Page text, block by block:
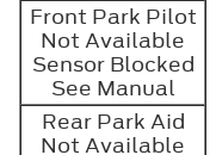
Front Park Pilot
Not Available
Sensor Blocked
See Manual
Rear Park Aid
Not Available